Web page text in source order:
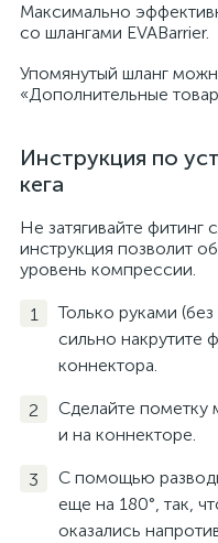
Максимально
со шлангами EVABarrier.
Упомянутый шланг
«Дополнительные
Инструкция по
кега
Не затягивайте фитинг
инструкция позволит
уровень компрессии.
Только руками
сильно накрутите
коннектора.
Сделайте пометку
и на коннекторе.
С помощью
еще на 180°, так,
оказались